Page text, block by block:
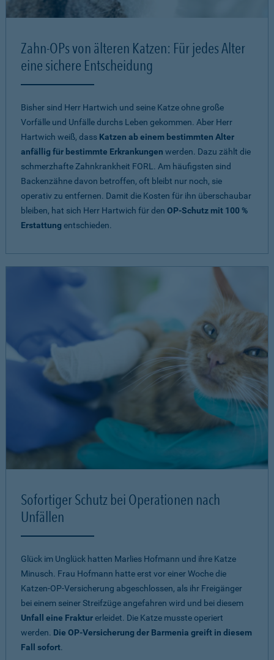
Zahn-OPs von älteren Katzen: Für jedes Alter
eine sichere Entscheidung
Bisher sind Herr Hartwich und seine Katze ohne große
Vorfälle und Unfälle durchs Leben gekommen. Aber Herr
Hartwich weiß, dass Katzen ab einem bestimmten Alter
anfällig für bestimmte Erkrankungen werden. Dazu zählt die
schmerzhafte Zahnkrankheit FORL. Am häufigsten sind
Backenzähne davon betroffen, oft bleibt nur noch, sie
operativ zu entfernen. Damit die Kosten für ihn überschaubar
bleiben, hat sich Herr Hartwich für den OP-Schutz mit 100 %
Erstattung entschieden.
Sofortiger Schutz bei Operationen nach
Unfällen
Glück im Unglück hatten Marlies Hofmann und ihre Katze
Minusch. Frau Hofmann hatte erst vor einer Woche die
Katzen-OP-Versicherung abgeschlossen, als ihr Freigänger
bei einem seiner Streifzüge angefahren wird und bei diesem
Unfall eine Frakturerleidet. Die Katze musste operiert
werden. Die OP-Versicherung der Barmenia greift in diesem
Fall sofort.